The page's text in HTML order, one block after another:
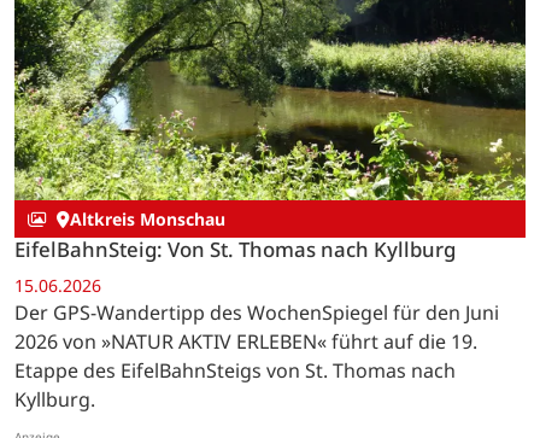
Altkreis Monschau
EifelBahnSteig: Von St. Thomas nach Kyllburg
15.06.2026
Der GPS-Wandertipp des WochenSpiegel für den Juni
2026 von »NATUR AKTIV ERLEBEN« führt auf die 19.
Etappe des EifelBahnSteigs von St. Thomas nach
Kyllburg.